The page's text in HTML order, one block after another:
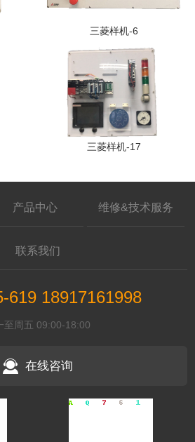
三菱样机-6
三菱样机-17
产品中心 维修&技术服务
联系我们
619 18917161998
至周五 09:00-18:00
在线咨询